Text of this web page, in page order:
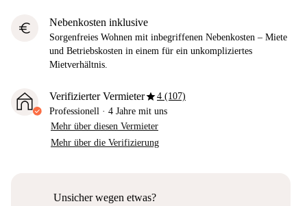
euro Nebenkosten inklusive
Sorgenfreies Wohnen mit inbegriffenen Nebenkosten – Miete
und Betriebskosten in einem für ein unkompliziertes
Mietverhältnis.
Verifizierter Vermieterstar4 (107)
Professionell · 4 Jahre mit uns
Mehr über diesen Vermieter
Mehr über die Verifizierung
Unsicher wegen etwas?